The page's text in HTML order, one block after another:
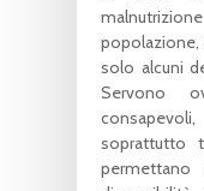
solo alcuni
Servono
soprattutto